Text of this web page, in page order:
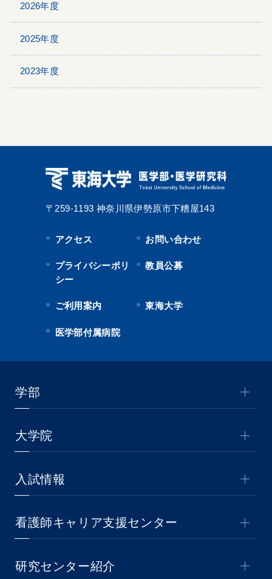
2026年度
2025年度
2023年度
〒259-1193 神奈川県伊勢原市下糟屋143
アクセス お問い合わせ
プライバシーポリ
シー
教員公募
ご利用案内 東海大学
医学部付属病院
学部
大学院
入試情報
看護師キャリア支援センター
研究センター紹介